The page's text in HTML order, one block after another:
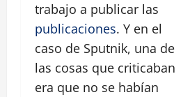
trabajo a publicar las
publicaciones. Y en el
caso de Sputnik, una de
las cosas que criticaban
era que no se habían